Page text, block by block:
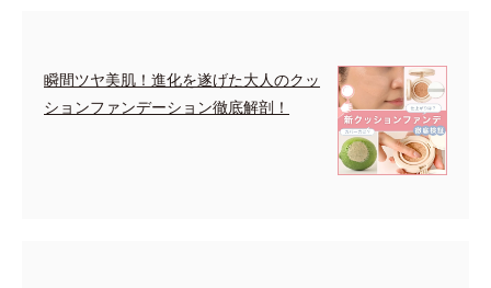
瞬間ツヤ美肌！進化を遂げた大人のクッ
ションファンデーション徹底解剖！